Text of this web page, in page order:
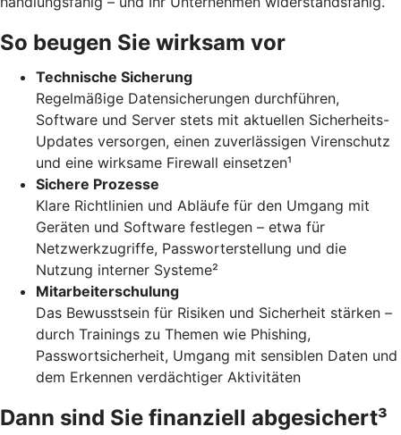
So beugen Sie wirksam vor
Technische Sicherung
Regelmäßige Datensicherungen durchführen,
Software und Server stets mit aktuellen Sicherheits-
Updates versorgen, einen zuverlässigen Virenschutz
und eine wirksame Firewall einsetzen¹
Sichere Prozesse
Klare Richtlinien und Abläufe für den Umgang mit
Geräten und Software festlegen – etwa für
Netzwerkzugriffe, Passworterstellung und die
Nutzung interner Systeme²
Mitarbeiterschulung
Das Bewusstsein für Risiken und Sicherheit stärken –
durch Trainings zu Themen wie Phishing,
Passwortsicherheit, Umgang mit sensiblen Daten und
dem Erkennen verdächtiger Aktivitäten
Dann sind Sie finanziell abgesichert³